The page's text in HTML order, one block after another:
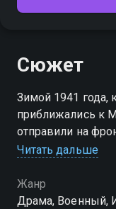
Сюжет
Зимой 1941 года,
приближались к
отправили на
кому поручили
рассказывает
Рассказ кажется
Читать дальше
Жанр
Драма, Военный,